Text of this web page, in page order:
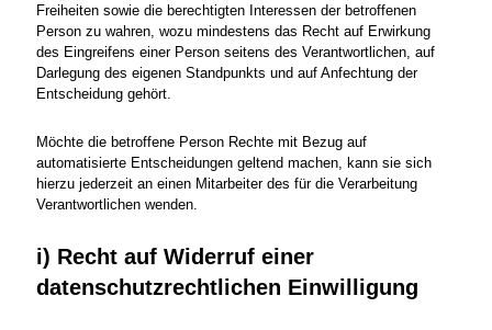
Freiheiten sowie die berechtigten Interessen der betroffenen
Person zu wahren, wozu mindestens das Recht auf Erwirkung
des Eingreifens einer Person seitens des Verantwortlichen, auf
Darlegung des eigenen Standpunkts und auf Anfechtung der
Entscheidung gehört.
Möchte die betroffene Person Rechte mit Bezug auf
automatisierte Entscheidungen geltend machen, kann sie sich
hierzu jederzeit an einen Mitarbeiter des für die Verarbeitung
Verantwortlichen wenden.
i) Recht auf Widerruf einer
datenschutzrechtlichen Einwilligung